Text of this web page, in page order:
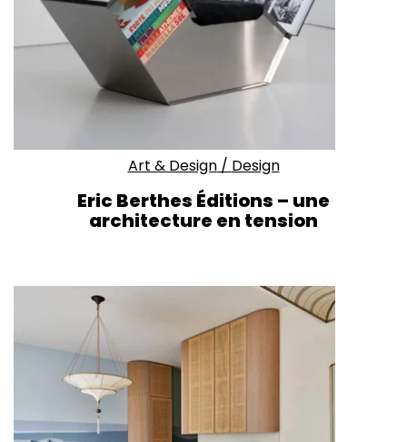
Art & Design/ Design
Eric Berthes Éditions – une
architecture en tension